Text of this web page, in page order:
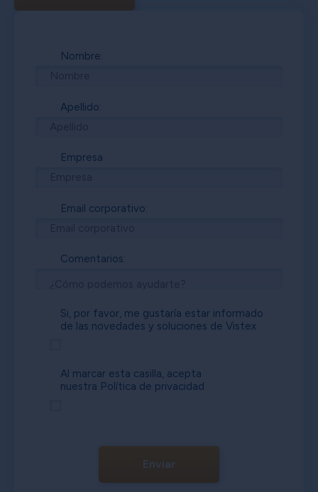
Nombre:
Apellido:
Empresa
Email corporativo:
Comentarios:
Si, por favor, me gustaría estar informado
de las novedades y soluciones de Vistex
Al marcar esta casilla, acepta
nuestra Política de privacidad
Enviar